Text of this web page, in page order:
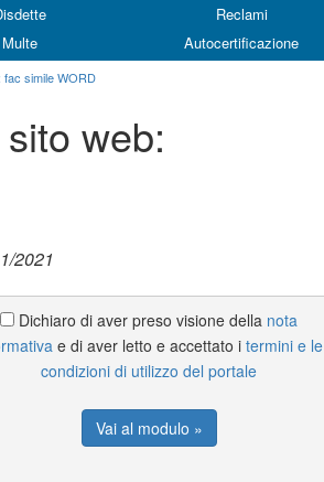
Reclami
Multe
Autocertificazione
fac simile WORD
web:
2021
Dichiaro di aver preso visione della nota
e di aver letto e accettato i termini e le
condizioni di utilizzo del portale
Vai al modulo »